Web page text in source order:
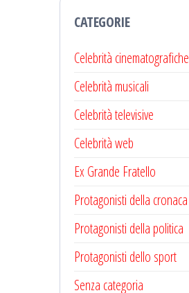
CATEGORIE
Celebrità cinematografiche
Celebrità musicali
Celebrità televisive
Celebrità web
Ex Grande Fratello
Protagonisti della cronaca
Protagonisti della politica
Protagonisti dello sport
Senza categoria